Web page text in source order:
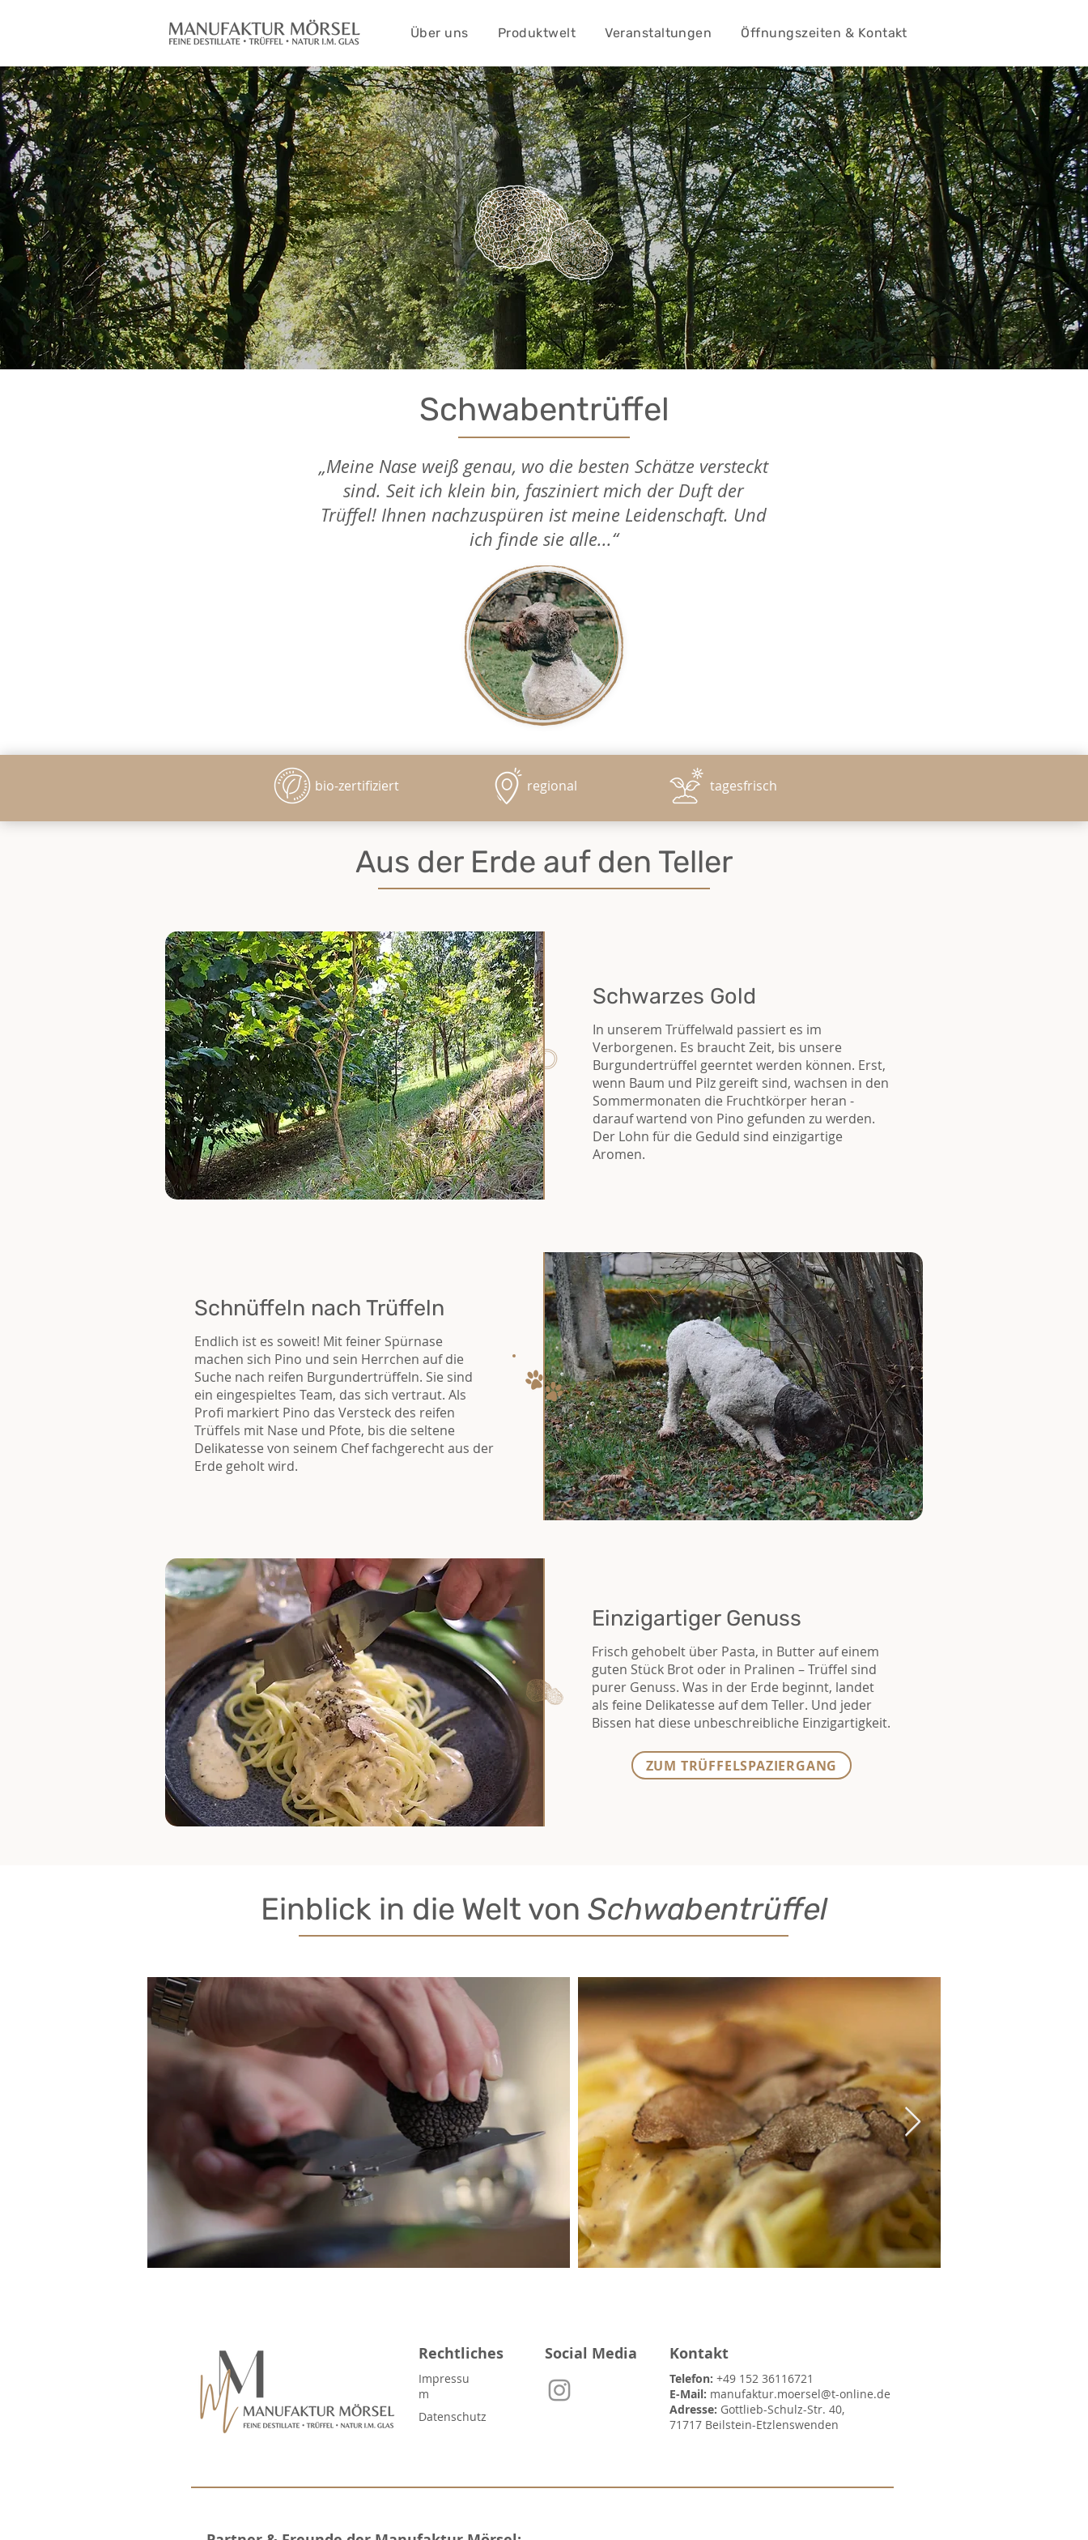
Über uns Produktwelt Veranstaltungen Öffnungszeiten & Kontakt
Schwabentrüffel
​„Meine Nase weiß genau, wo die besten Schätze versteckt
sind. Seit ich klein bin, fasziniert mich der Duft der
Trüffel! Ihnen nachzuspüren ist meine Leidenschaft. Und
ich finde sie alle...“
bio-zertifiziert regional tagesfrisch
Aus der Erde auf den Teller
Schwarzes Gold
In unserem Trüffelwald passiert es im
Verborgenen. Es braucht Zeit, bis unsere
Burgundertrüffel geerntet werden können. Erst,
wenn Baum und Pilz gereift sind, wachsen in den
Sommermonaten die Fruchtkörper heran -
darauf wartend von Pino gefunden zu werden.
Der Lohn für die Geduld sind einzigartige
Aromen.
Schnüffeln nach Trüffeln
Endlich ist es soweit! Mit feiner Spürnase
machen sich Pino und sein Herrchen auf die
Suche nach reifen Burgundertrüffeln. Sie sind
ein eingespieltes Team, das sich vertraut. Als
Profi markiert Pino das Versteck des reifen
Trüffels mit Nase und Pfote, bis die seltene
Delikatesse von seinem Chef fachgerecht aus der
Erde geholt wird.
Einzigartiger Genuss
Frisch gehobelt über Pasta, in Butter auf einem
guten Stück Brot oder in Pralinen – Trüffel sind
purer Genuss. Was in der Erde beginnt, landet
als feine Delikatesse auf dem Teller. Und jeder
Bissen hat diese unbeschreibliche Einzigartigkeit.
ZUM TRÜFFELSPAZIERGANG
Einblick in die Welt von Schwabentrüffel
Rechtliches
Impressu
m
Datenschutz
Social Media Kontakt
Telefon: +49 152 36116721
E-Mail: manufaktur.moersel@t-online.de
Adresse: Gottlieb-Schulz-Str. 40,
71717 Beilstein-Etzlenswenden